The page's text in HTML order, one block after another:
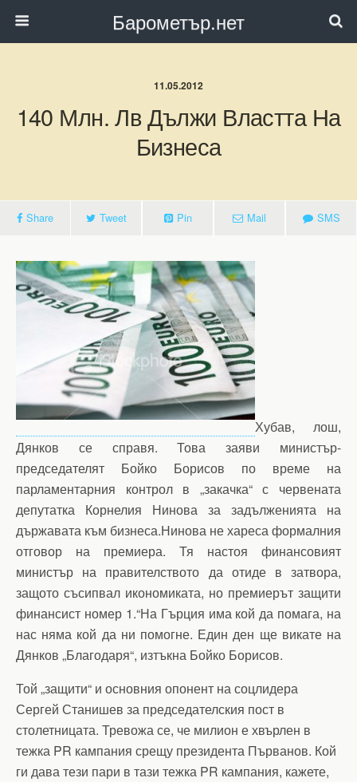
Барометър.нет
11.05.2012
140 Млн. Лв Дължи Властта На
Бизнеса
Share Tweet Pin Mail SMS
Хубав, лош,
Дянков се справя. Това заяви министър-
председателят Бойко Борисов по време на
парламентарния контрол в „закачка“ с червената
депутатка Корнелия Нинова за задълженията на
държавата към бизнеса.Нинова не хареса формалния
отговор на премиера. Тя настоя финансовият
министър на правителството да отиде в затвора,
защото съсипвал икономиката, но премиерът защити
финансист номер 1.“На Гърция има кой да помага, на
нас няма кой да ни помогне. Един ден ще викате на
Дянков „Благодаря“, изтъкна Бойко Борисов.
Той „защити“ и основния опонент на соцлидера
Сергей Станишев за председателския пост в
столетницата. Тревожа се, че милион е хвърлен в
тежка PR кампания срещу президента Първанов. Кой
ги дава тези пари в тази тежка PR кампания, кажете,